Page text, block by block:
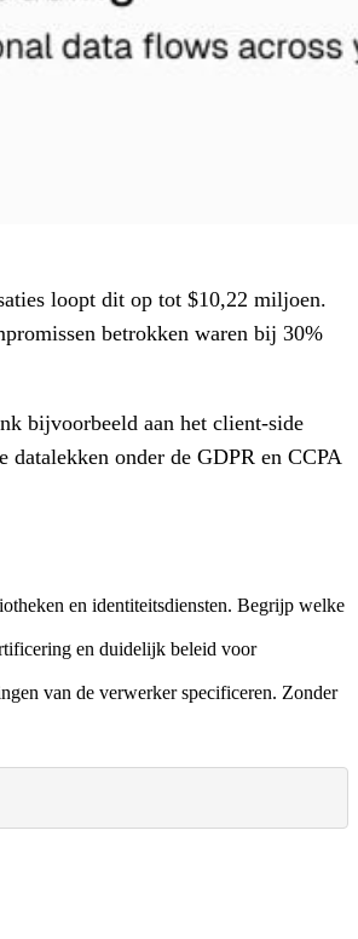
loopt dit op tot $10,22 miljoen.
betrokken waren bij 30%
bijvoorbeeld aan het client-side
datalekken onder de GDPR en CCPA
en identiteitsdiensten. Begrijp welke
en duidelijk beleid voor
van de verwerker specificeren. Zonder